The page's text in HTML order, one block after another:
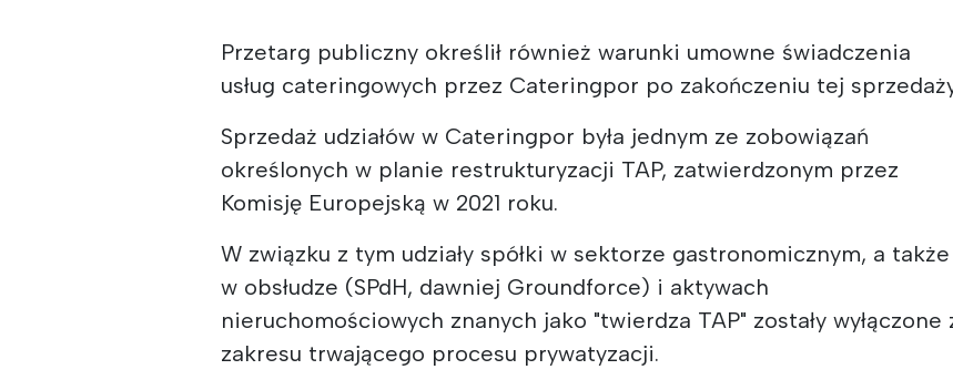
Przetarg publiczny określił również warunki umowne świadczenia
usług cateringowych przez Cateringpor po zakończeniu tej
Sprzedaż udziałów w Cateringpor była jednym ze zobowiązań
określonych w planie restrukturyzacji TAP, zatwierdzonym przez
Komisję Europejską w 2021 roku.
W związku z tym udziały spółki w sektorze gastronomicznym, a także
w obsłudze (SPdH, dawniej Groundforce) i aktywach
nieruchomościowych znanych jako "twierdza TAP" zostały wyłączone
zakresu trwającego procesu prywatyzacji.